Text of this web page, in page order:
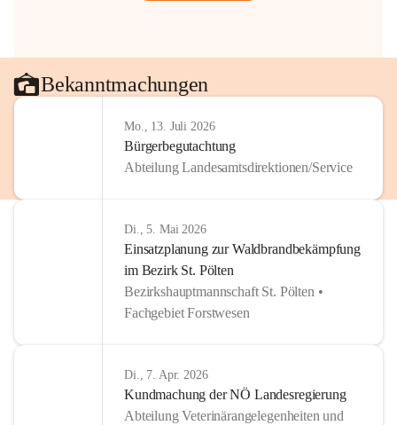
Bekanntmachungen
Mo., 13. Juli 2026
Bürgerbegutachtung
Abteilung Landesamtsdirektionen/Service
Di., 5. Mai 2026
Einsatzplanung zur Waldbrandbekämpfung
im Bezirk St. Pölten
Bezirkshauptmannschaft St. Pölten •
Fachgebiet Forstwesen
Di., 7. Apr. 2026
Kundmachung der NÖ Landesregierung
Abteilung Veterinärangelegenheiten und